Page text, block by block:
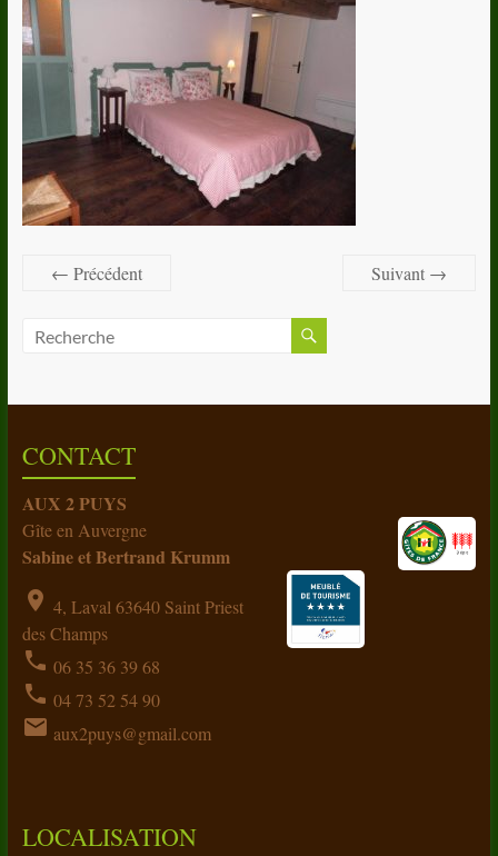
← Précédent Suivant →
CONTACT
AUX 2 PUYS
Gîte en Auvergne
Sabine et Bertrand Krumm
location_on 4, Laval 63640 Saint Priest
des Champs
phone 06 35 36 39 68
phone 04 73 52 54 90
email aux2puys@gmail.com
LOCALISATION